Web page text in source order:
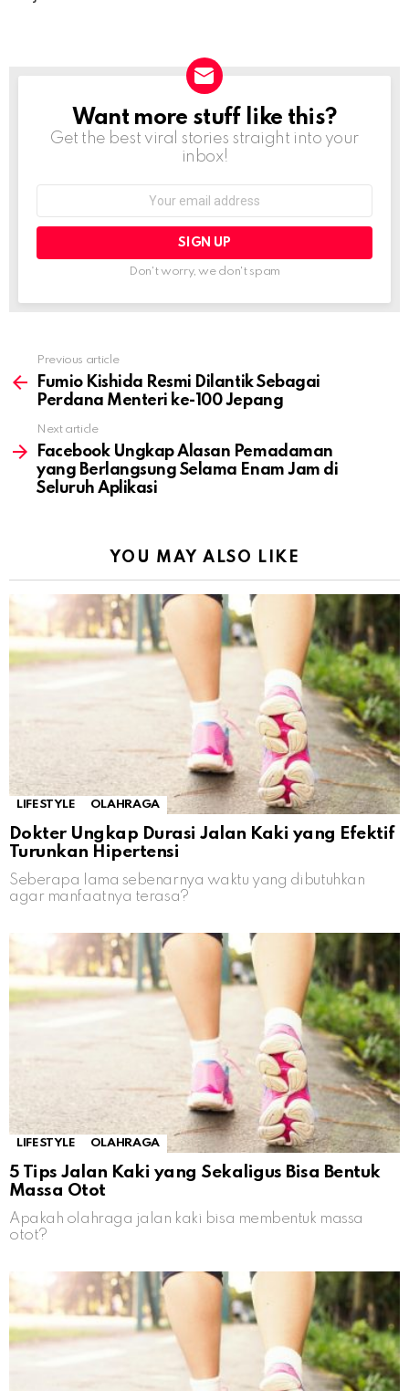
NEWSLETTER
Want more stuff like this?
Get the best viral stories straight into your
inbox!
Don't worry, we don't spam
more
Previous article
Fumio Kishida Resmi Dilantik Sebagai
Perdana Menteri ke-100 Jepang
Next article
Facebook Ungkap Alasan Pemadaman
yang Berlangsung Selama Enam Jam di
Seluruh Aplikasi
YOU MAY ALSO LIKE
LIFESTYLE OLAHRAGA
Dokter Ungkap Durasi Jalan Kaki yang Efektif
Turunkan Hipertensi
Seberapa lama sebenarnya waktu yang dibutuhkan
agar manfaatnya terasa?
LIFESTYLE OLAHRAGA
5 Tips Jalan Kaki yang Sekaligus Bisa Bentuk
Massa Otot
Apakah olahraga jalan kaki bisa membentuk massa
otot?